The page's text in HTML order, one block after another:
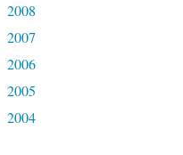
2008
2007
2006
2005
2004